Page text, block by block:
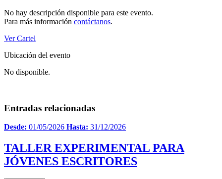
No hay descripción disponible para este evento.
Para más información contáctanos.
Ver Cartel
Ubicación del evento
No disponible.
Entradas relacionadas
Desde: 01/05/2026 Hasta: 31/12/2026
TALLER EXPERIMENTAL PARA
JÓVENES ESCRITORES